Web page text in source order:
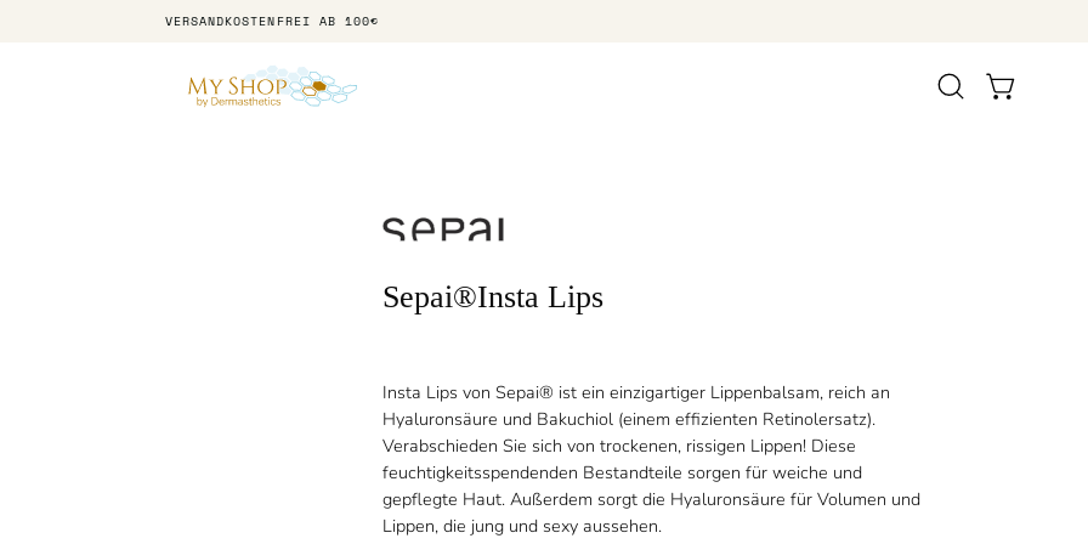
VERSANDKOSTENFREI AB 100€
Suchleiste
Sepai®Insta Lips
Insta Lips von Sepai® ist ein einzigartiger Lippenbalsam, reich an
Hyaluronsäure und Bakuchiol (einem effizienten Retinolersatz).
Verabschieden Sie sich von trockenen, rissigen Lippen! Diese
feuchtigkeitsspendenden Bestandteile sorgen für weiche und
gepflegte Haut. Außerdem sorgt die Hyaluronsäure für Volumen und
Lippen, die jung und sexy aussehen.